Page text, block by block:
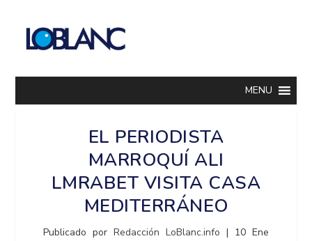
MENU
EL PERIODISTA
MARROQUÍ ALI
LMRABET VISITA CASA
MEDITERRÁNEO
Publicado porRedacción LoBlanc.info | 10 Ene